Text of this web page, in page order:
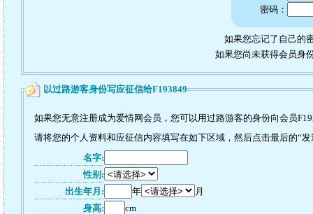
密码：
如果您忘记了自己的
如果您尚未获得会员身
以过路游客身份写应征信给F193849
如果您无意注册成为爱情网会员，您可以用过路游客的身份向会员
请将您的个人资料和应征信内容填写在如下区域，然后点击最后的“
名字:
性别:
出生年月:
年
月
身高:
cm